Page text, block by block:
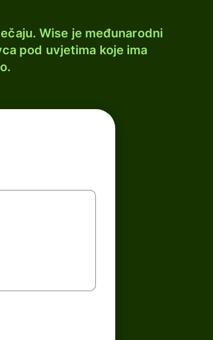
Wise je međunarodni
pod uvjetima koje ima